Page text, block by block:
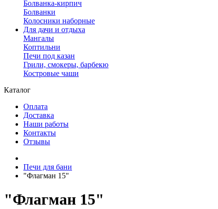
Болванка-кирпич
Болванки
Колосники наборные
Для дачи и отдыха
Мангалы
Коптильни
Печи под казан
Грили, смокеры, барбекю
Костровые чаши
Каталог
Оплата
Доставка
Наши работы
Контакты
Отзывы
Печи для бани
"Флагман 15"
"Флагман 15"